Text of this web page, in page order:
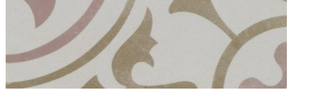
Поверхность
Матовая
Темно-синий
Имитация поверхностиПэчворк